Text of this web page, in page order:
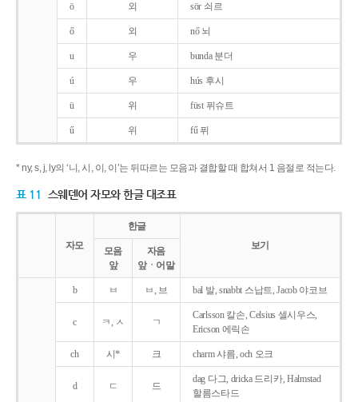
ö 외 sör 쇠르
ő 외 nő 뇌
u 우 bunda 분더
ú 우 hús 후시
ü 위 füst 퓌슈트
ű 위 fű 퓌
* ny, s, j, ly의 ‘니, 시, 이, 이’는 뒤따르는 모음과 결합할 때 합쳐서 1 음절로 적는다.
표 11 스웨덴어 자모와 한글 대조표
자모
한글
보기
모음
앞
자음
앞ㆍ어말
b ㅂ ㅂ, 브 bal 발, snabbt 스납트, Jacob 야코브
c ㅋ, ㅅ ㄱ
Carlsson 칼손, Celsius 셀시우스,
Ericson 에릭손
ch 시* 크 charm 샤름, och 오크
d ㄷ 드
dag 다그, dricka 드리카, Halmstad
할름스타드